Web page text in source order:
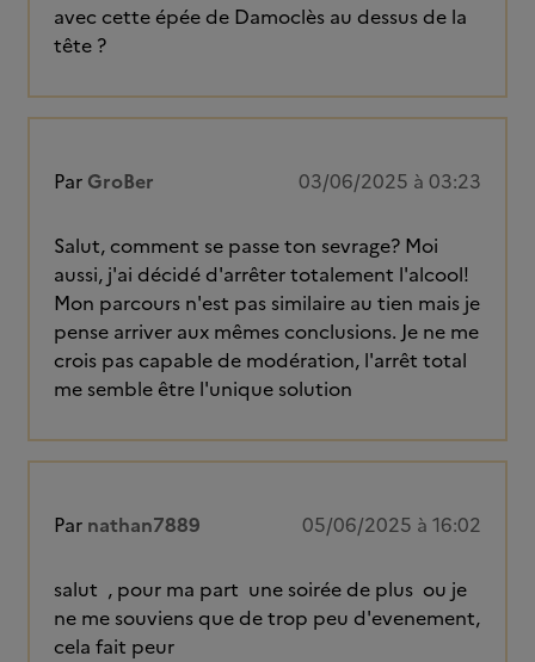
avec cette épée de Damoclès au dessus de la
tête ?
Par GroBer 03/06/2025 à 03:23
Salut, comment se passe ton sevrage? Moi
aussi, j'ai décidé d'arrêter totalement l'alcool!
Mon parcours n'est pas similaire au tien mais je
pense arriver aux mêmes conclusions. Je ne me
crois pas capable de modération, l'arrêt total
me semble être l'unique solution
Par nathan7889 05/06/2025 à 16:02
salut , pour ma part une soirée de plus ou je
ne me souviens que de trop peu d'evenement,
cela fait peur